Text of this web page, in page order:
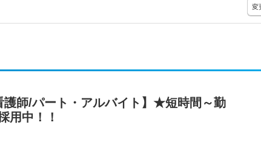
変
師/パート・アルバイト】★短時間～勤
用中！！